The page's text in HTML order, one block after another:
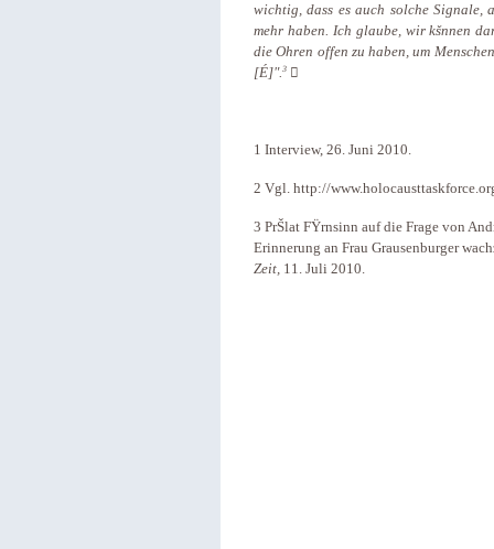
wichtig, dass es auch solche
mehr haben. Ich glaube, wir kšnnen
die Ohren offen zu haben, um
[É]". 3 
1 Interview, 26. Juni 2010.
2 Vgl. http://
3 PrŠlat FŸrnsinn auf die Frage von
Erinnerung an Frau Grausenburger
Zeit, 11. Juli 2010.